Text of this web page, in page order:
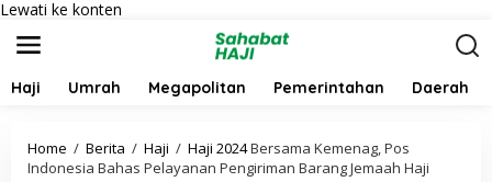
Lewati ke konten
Haji Umrah Megapolitan Pemerintahan Daerah
Home / Berita / Haji / Haji 2024Bersama Kemenag, Pos
Indonesia Bahas Pelayanan Pengiriman Barang Jemaah Haji